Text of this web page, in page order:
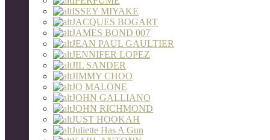
ISSEY MIYAKE
JACQUES BOGART
JAMES BOND 007
JEAN PAUL GAULTIER
JENNIFER LOPEZ
JIL SANDER
JIMMY CHOO
JO MALONE
JOHN GALLIANO
JOHN RICHMOND
JUST HOOKAH
Juliette Has A Gun